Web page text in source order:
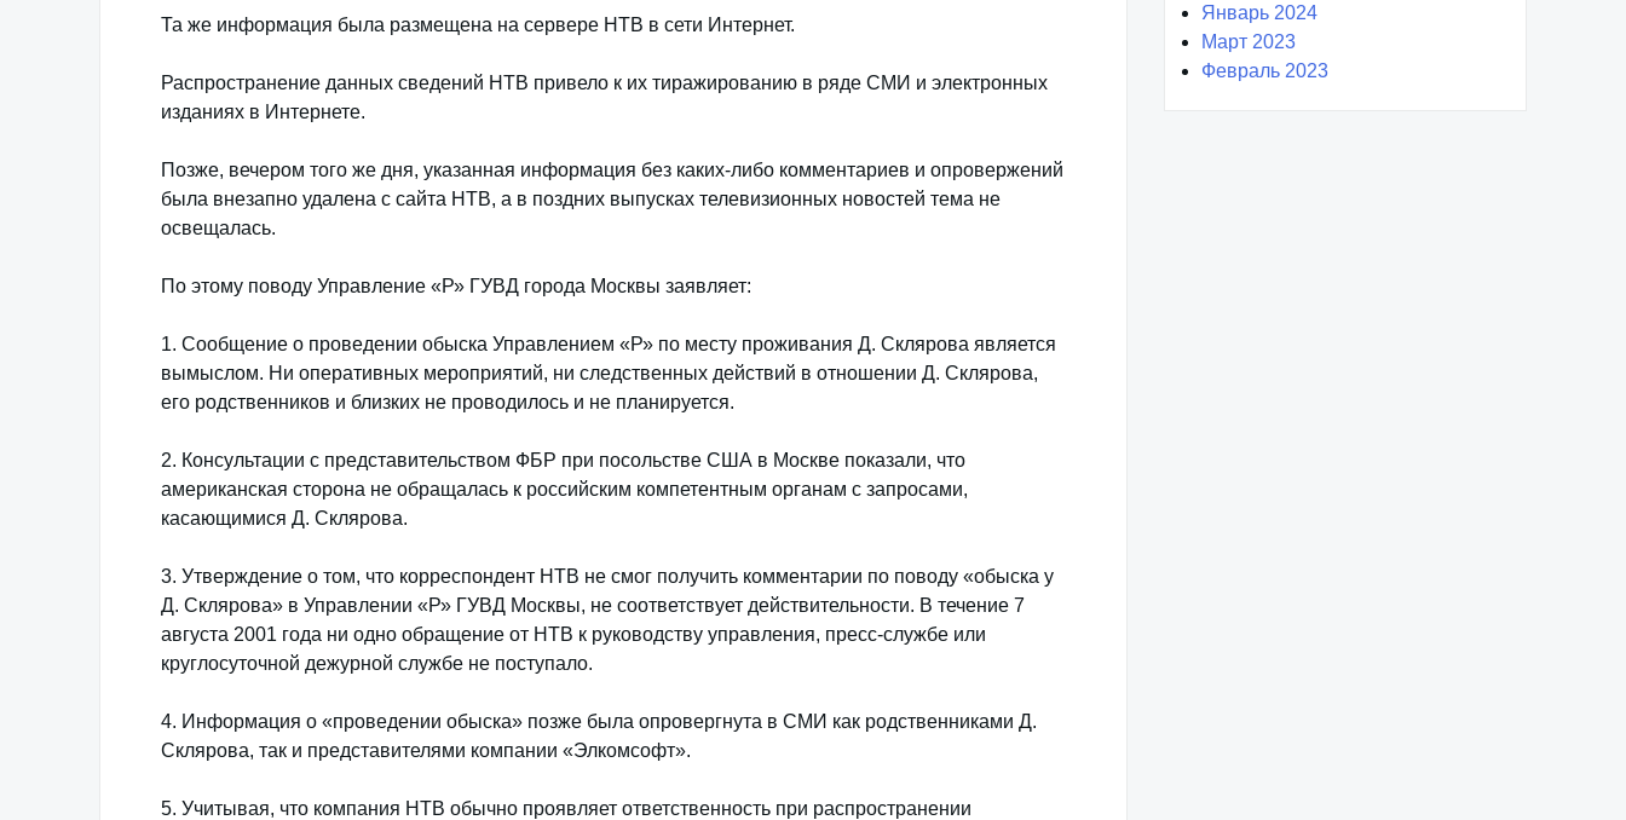
Та же информация была размещена на сервере НТВ в сети Интернет.
Распространение данных сведений НТВ привело к их тиражированию в ряде СМИ и электронных
изданиях в Интернете.
Позже, вечером того же дня, указанная информация без каких-либо комментариев и опровержений
была внезапно удалена с сайта НТВ, а в поздних выпусках телевизионных новостей тема не
освещалась.
По этому поводу Управление «Р» ГУВД города Москвы заявляет:
1. Сообщение о проведении обыска Управлением «Р» по месту проживания Д. Склярова является
вымыслом. Ни оперативных мероприятий, ни следственных действий в отношении Д. Склярова,
его родственников и близких не проводилось и не планируется.
2. Консультации с представительством ФБР при посольстве США в Москве показали, что
американская сторона не обращалась к российским компетентным органам с запросами,
касающимися Д. Склярова.
3. Утверждение о том, что корреспондент НТВ не смог получить комментарии по поводу «обыска у
Д. Склярова» в Управлении «Р» ГУВД Москвы, не соответствует действительности. В течение 7
августа 2001 года ни одно обращение от НТВ к руководству управления, пресс-службе или
круглосуточной дежурной службе не поступало.
4. Информация о «проведении обыска» позже была опровергнута в СМИ как родственниками Д.
Склярова, так и представителями компании «Элкомсофт».
5. Учитывая, что компания НТВ обычно проявляет ответственность при распространении
Январь 2024
Март 2023
Февраль 2023